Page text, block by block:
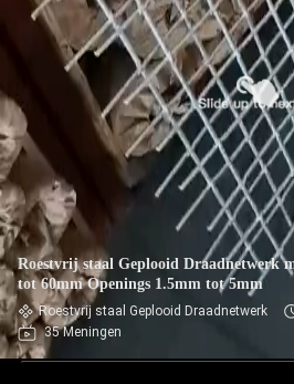
Roestvrij staal Geplooid Draadnetwerk
tot 60mm Openings 1.5mm tot 5mm
Roestvrij staal Geplooid Draadnetwerk
35 Meningen